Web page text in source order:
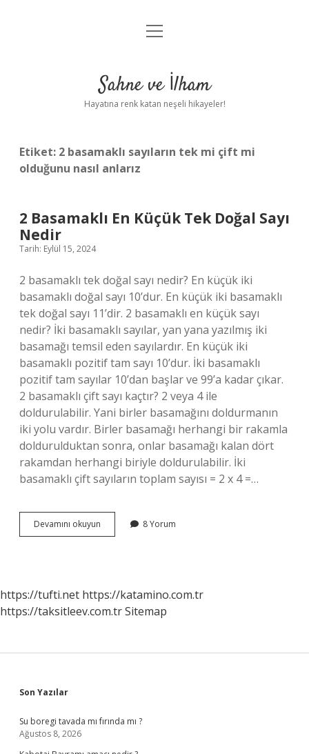
Anasayfa
Yasal Uyarı
menüyü
Sahne ve İlham
Hayatına renk katan neşeli hikayeler!
Etiket: 2 basamaklı sayıların tek mi çift mi
olduğunu nasıl anlarız
2 Basamaklı En Küçük Tek Doğal Sayı
Nedir
Tarih: Eylül 15, 2024
2 basamaklı tek doğal sayı nedir? En küçük iki
basamaklı doğal sayı 10’dur. En küçük iki basamaklı
tek doğal sayı 11’dir. 2 basamaklı en küçük sayı
nedir? İki basamaklı sayılar, yan yana yazılmış iki
basamağı temsil eden sayılardır. En küçük iki
basamaklı pozitif tam sayı 10’dur. İki basamaklı
pozitif tam sayılar 10’dan başlar ve 99’a kadar çıkar.
2 basamaklı çift sayı kaçtır? 2 veya 4 ile
doldurulabilir. Yani birler basamağını doldurmanın
iki yolu vardır. Birler basamağı herhangi bir rakamla
doldurulduktan sonra, onlar basamağı kalan dört
rakamdan herhangi biriyle doldurulabilir. İki
basamaklı çift sayıların toplam sayısı = 2 x 4 =…
Devamını okuyun
Basamaklı
Sayı
Nedir
8 Yorum
https://tufti.net https://katamino.com.tr
https://taksitleev.com.trSitemap
Sidebar
Son Yazılar
Su boregi tavada mı fırında mı ?
Ağustos 8, 2026